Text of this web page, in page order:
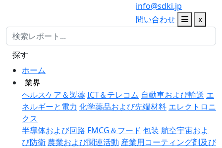
info@sdki.jp
問い合わせ
x
ホーム
業界
ヘルスケア＆製薬ICT＆テレコム 自動車および輸送 エ
ネルギーと電力 化学薬品および先端材料 エレクトロニ
クス
半導体および回路 FMCG＆フード 包装 航空宇宙およ
び防衛 農業および関連活動 産業用コーティング剤及び
探す